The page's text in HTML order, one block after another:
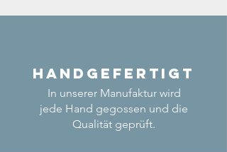
Handgefertigt
In unserer Manufaktur wird
jede Hand gegossen und die
Qualität geprüft.